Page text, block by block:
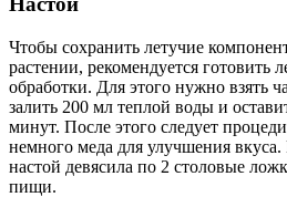
Чтобы сохранить летучие
растении, рекомендуется готовить
обработки. Для этого нужно взять
залить 200 мл теплой воды и
минут. После этого следует
немного меда для улучшения
настой девясила по 2 столовые
пищи.